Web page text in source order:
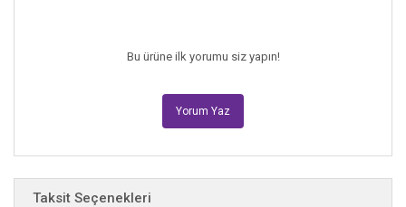
Bu ürüne ilk yorumu siz yapın!
Yorum Yaz
Taksit Seçenekleri